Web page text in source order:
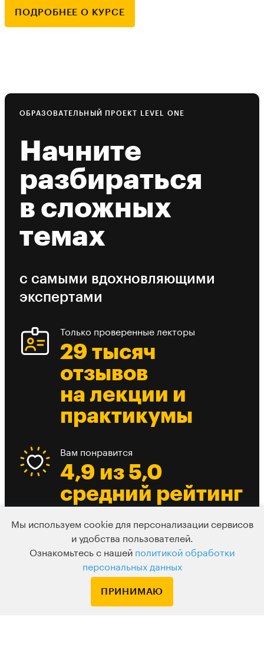
ПОДРОБНЕЕ О КУРСЕ
ОБРАЗОВАТЕЛЬНЫЙ ПРОЕКТ LEVEL ONE
Начните
разбираться
в сложных
темах
с самыми вдохновляющими
экспертами
Только проверенные лекторы
29 тысяч
отзывов
на лекции и
практикумы
Вам понравится
4,9 из 5,0
средний рейтинг
лекции
Есть из чего выбрать
До 10 разных
вебинаров в
Мы используем cookie для персонализации сервисов
и удобства пользователей.
Ознакомьтесь с нашей политикой обработки
персональных данных
ПРИНИМАЮ